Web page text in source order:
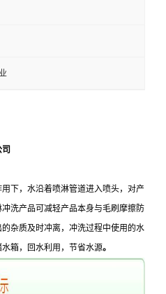
下，水沿着喷淋管道进入喷头，对产
洗产品可减轻产品本身与毛刷摩擦防
杂质及时冲离，冲洗过程中使用的水
箱，回水利用，节省水源。